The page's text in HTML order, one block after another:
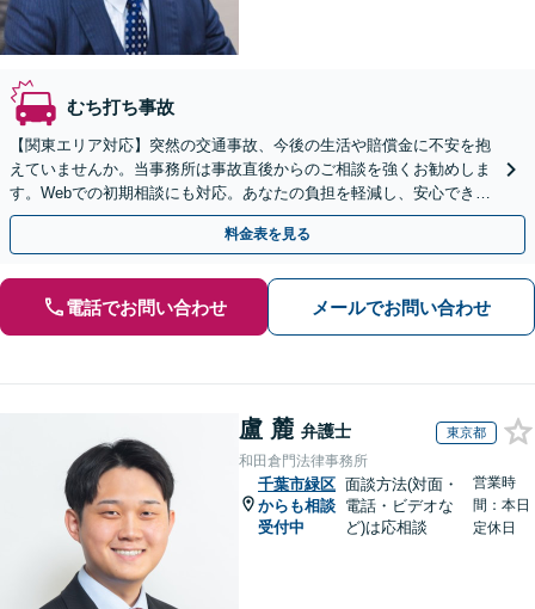
むち打ち事故
【関東エリア対応】突然の交通事故、今後の生活や賠償金に不安を抱
えていませんか。当事務所は事故直後からのご相談を強くお勧めしま
す。Webでの初期相談にも対応。あなたの負担を軽減し、安心できる
未来へ導きます。【初回相談無料】
料金表を見る
電話でお問い合わせ メールでお問い合わせ
盧 麓 弁護士 東京都
和田倉門法律事務所
千葉市緑区
からも相談
受付中
面談方法(対面・
電話・ビデオな
ど)は応相談
営業時
間：本日
定休日